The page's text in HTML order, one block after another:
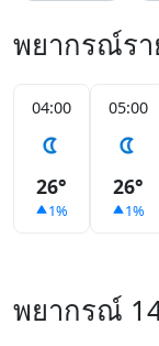
พยากรณ์รา
04:00
26°
1%
05:00
26°
1%
พยากรณ์